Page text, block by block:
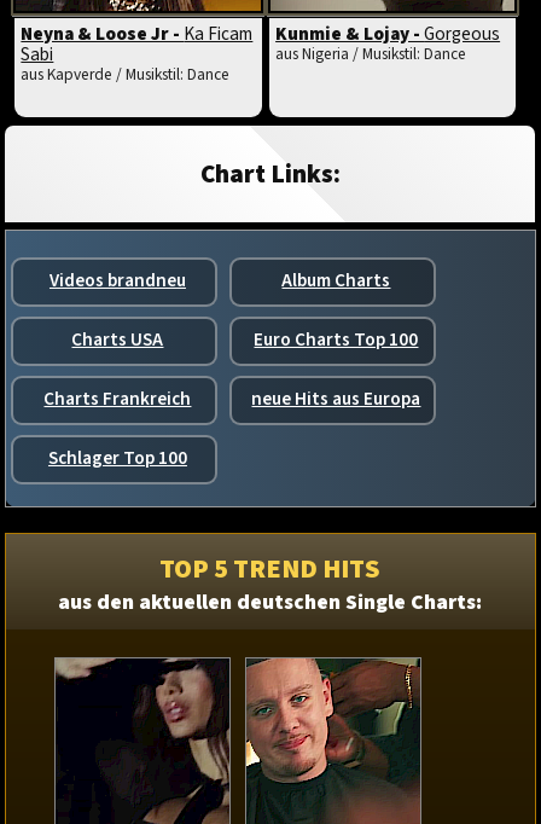
Neyna & Loose Jr -Ka Ficam
Sabi
aus Kapverde / Musikstil: Dance
Kunmie & Lojay -Gorgeous
aus Nigeria / Musikstil: Dance
Chart Links:
Videos brandneu Album Charts
Charts USA Euro Charts Top 100
Charts Frankreich neue Hits aus Europa
Schlager Top 100
TOP 5 TREND HITS
aus den aktuellen deutschen Single Charts: